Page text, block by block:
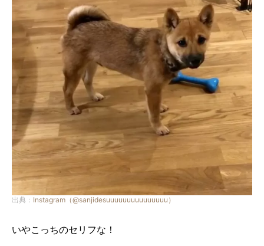
出典： Instagram（@sanjidesuuuuuuuuuuuuuuu）
いやこっちのセリフな！